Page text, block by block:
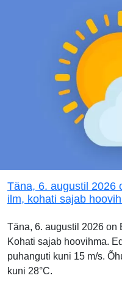
Täna, 6. augustil 2026
ilm, kohati sajab
Täna, 6. augustil 2026 on
Kohati sajab hoovihma.
puhanguti kuni 15 m/s.
kuni 28°C.